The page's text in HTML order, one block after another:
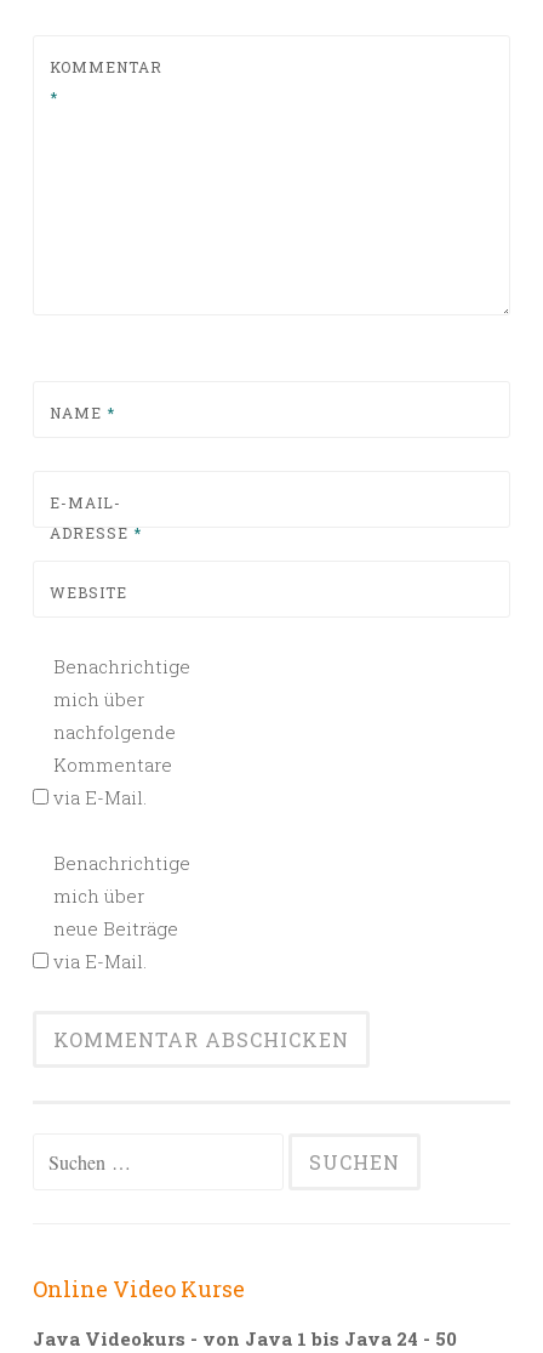
KOMMENTAR
*
NAME *
E-MAIL-
ADRESSE *
WEBSITE
Benachrichtige
mich über
nachfolgende
Kommentare
via E-Mail.
Benachrichtige
mich über
neue Beiträge
via E-Mail.
Suchen
Online Video Kurse
Java Videokurs - von Java 1 bis Java 24 - 50